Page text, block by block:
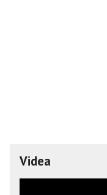
Videa